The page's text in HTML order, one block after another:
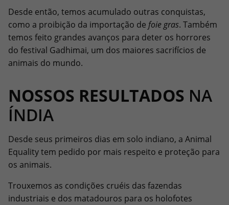
Desde então, temos acumulado outras conquistas,
como a proibição da importação de foie gras. Também
temos feito grandes avanços para deter os horrores
do festival Gadhimai, um dos maiores sacrifícios de
animais do mundo.
NOSSOS RESULTADOS NA
ÍNDIA
Desde seus primeiros dias em solo indiano, a Animal
Equality tem pedido por mais respeito e proteção para
os animais.
Trouxemos as condições cruéis das fazendas
industriais e dos matadouros para os holofotes